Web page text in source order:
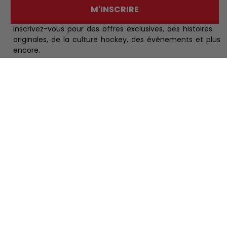
M'INSCRIRE
Inscrivez-vous pour des offres exclusives, des histoires
originales, de la culture hockey, des évènements et plus
encore.